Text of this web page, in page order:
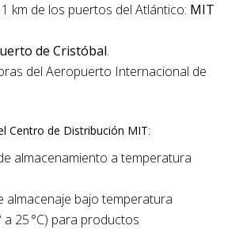
km de los puertos del Atlántico: MIT
de Cristóbal.
del Aeropuerto Internacional de
Centro de Distribución MIT:
almacenamiento a temperatura
almacenaje bajo temperatura
25 °C) para productos